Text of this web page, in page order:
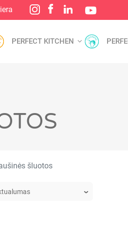
PERFECT KITCHEN
šluotos